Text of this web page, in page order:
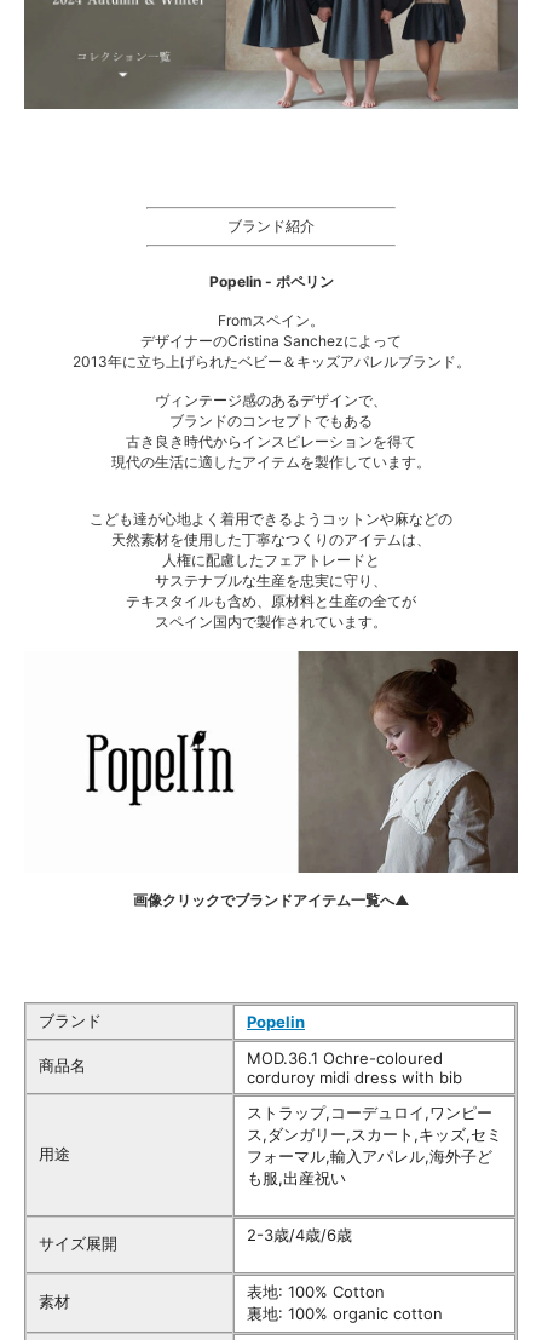
ブランド紹介
Popelin - ポペリン
Fromスペイン。
デザイナーのCristina Sanchezによって
2013年に立ち上げられたベビー＆キッズアパレルブランド。
ヴィンテージ感のあるデザインで、
ブランドのコンセプトでもある
古き良き時代からインスピレーションを得て
現代の生活に適したアイテムを製作しています。
こども達が心地よく着用できるようコットンや麻などの
天然素材を使用した丁寧なつくりのアイテムは、
人権に配慮したフェアトレードと
サステナブルな生産を忠実に守り、
テキスタイルも含め、原材料と生産の全てが
スペイン国内で製作されています。
画像クリックでブランドアイテム一覧へ▲
ブランド Popelin
商品名
MOD.36.1 Ochre-coloured
corduroy midi dress with bib
用途
ストラップ,コーデュロイ,ワンピー
ス,ダンガリー,スカート,キッズ,セミ
フォーマル,輸入アパレル,海外子ど
も服,出産祝い
サイズ展開 2-3歳/4歳/6歳
素材
表地: 100% Cotton
裏地: 100% organic cotton